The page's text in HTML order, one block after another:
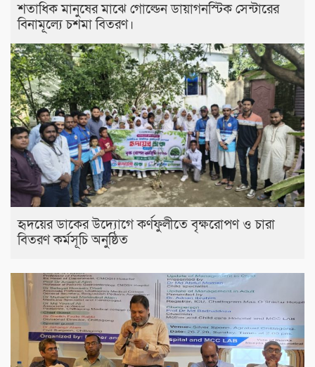
শতাধিক মানুষের মাঝে গোল্ডেন ডায়াগনস্টিক সেন্টারের
বিনামূল্যে চশমা বিতরণ।
হৃদয়ের ডাকের উদ্যোগে কর্ণফুলীতে বৃক্ষরোপণ ও চারা
বিতরণ কর্মসূচি অনুষ্ঠিত